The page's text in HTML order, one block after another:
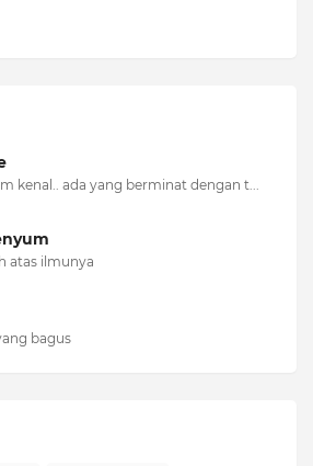
kenal.. ada yang berminat dengan t...
atas ilmunya
bagus